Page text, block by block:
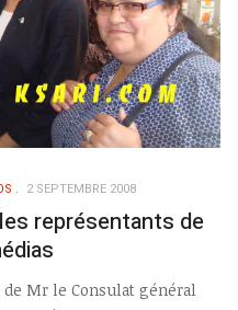
2 SEPTEMBRE 2008
représentants de
Mr le Consulat général